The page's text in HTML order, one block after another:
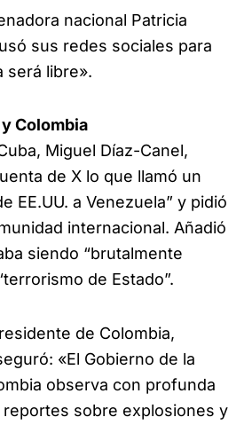
nacional Patricia
sus redes sociales para
será libre».
Colombia
Miguel Díaz-Canel,
de X lo que llamó un
EE.UU. a Venezuela” y pidió
internacional. Añadió
siendo “brutalmente
de Estado”.
de Colombia,
«El Gobierno de la
observa con profunda
sobre explosiones y